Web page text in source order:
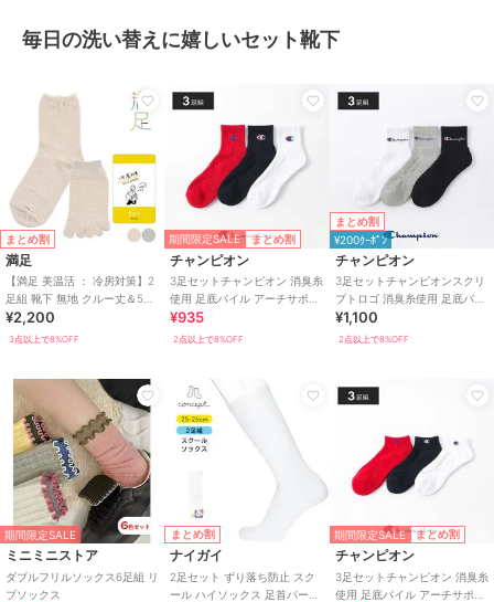
毎日の洗い替えに嬉しいセット靴下
まとめ割
満足
【満足 美温活 ： 冷房対策】2
足組 靴下 無地 クルー丈＆5本
指 シルク混 重ね履きセット
¥2,200
3点以上で8%OFF
期間限定SALE まとめ割
チャンピオン
3足セットチャンピオン 消臭糸
使用 足底パイル アーチサポー
ト ショート丈ソックス
¥935
2点以上で8%OFF
まとめ割
¥200ｸｰﾎﾟﾝ
チャンピオン
3足セットチャンピオンスクリ
プトロゴ 消臭糸使用 足底パイ
ル アーチサポート ショート丈
ソックス
¥1,100
2点以上で8%OFF
期間限定SALE
ミニミニストア
ダブルフリルソックス6足組 リ
ブソックス
まとめ割
ナイガイ
2足セット ずり落ち防止 スク
ール ハイソックス 足首パール
期間限定SALE まとめ割
チャンピオン
3足セットチャンピオン 消臭糸
使用 足底パイル アーチサポー